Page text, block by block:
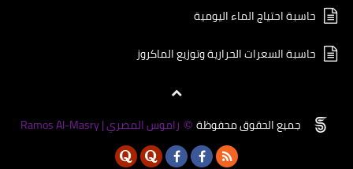
حاسبة احتياج الماء اليومية
حاسبة السعرات الحرارية وتوزيع الماكروز
جميع الحقوق محفوظة © راموس المصري | Ramos Al-Masry